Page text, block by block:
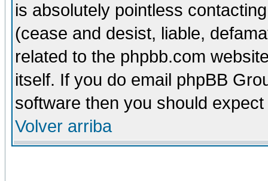
is absolutely pointless
(cease and desist, liable,
related to the phpbb.com
itself. If you do email phpBB
software then you should
Volver arriba